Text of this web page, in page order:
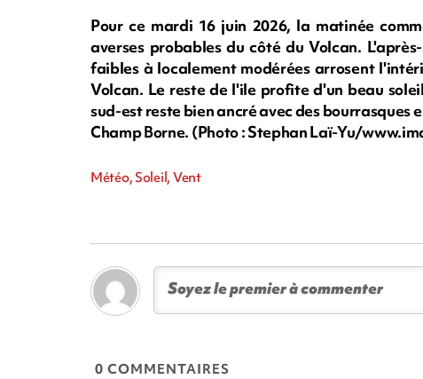
Pour ce mardi 16 juin 2026, la matinée
averses probables du côté du Volcan.
faibles à localement modérées arrosent
Volcan. Le reste de l'ile profite d'un beau
sud-est reste bien ancré avec des bourrasques
Champ Borne. (Photo : Stephan Laï-Yu/
Météo, Soleil, Vent
0 COMMENTAIRES